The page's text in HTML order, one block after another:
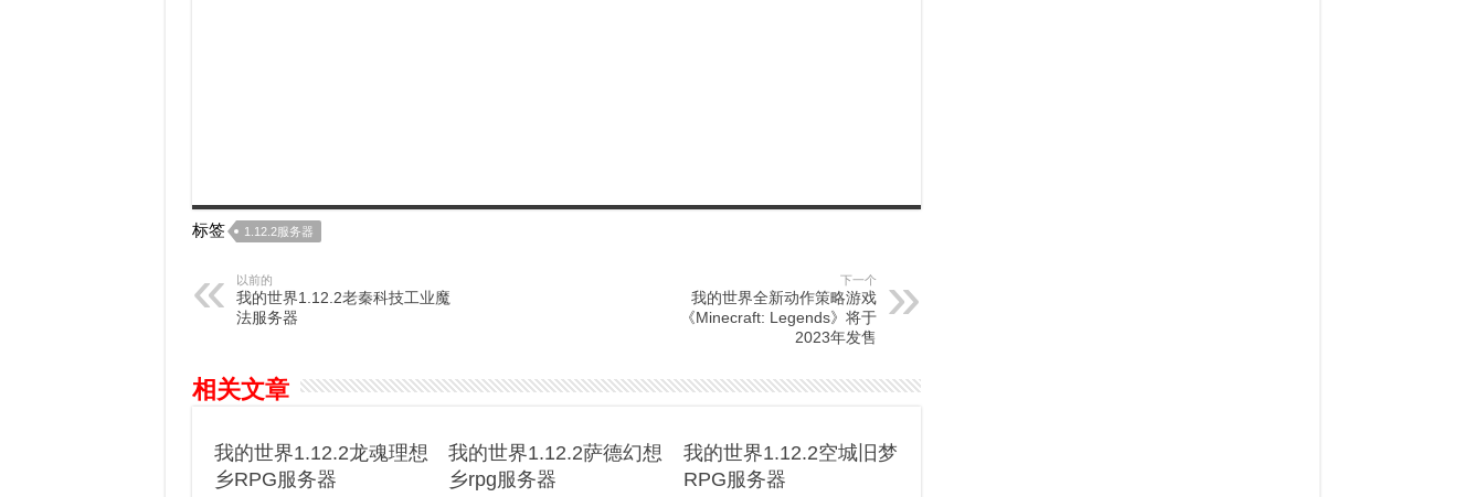
标签 1.12.2服务器
以前的
我的世界1.12.2老秦科技工业魔
法服务器
下一个
我的世界全新动作策略游戏
《Minecraft: Legends》将于
2023年发售
相关文章
我的世界1.12.2龙魂理想
乡RPG服务器
我的世界1.12.2萨德幻想
乡rpg服务器
我的世界1.12.2空城旧梦
RPG服务器